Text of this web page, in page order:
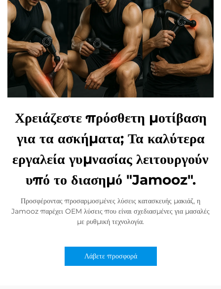
Χρειάζεστε πρόσθετη μοτίβαση
για τα ασκήματα; Τα καλύτερα
εργαλεία γυμνασίας λειτουργούν
υπό το διασημό "Jamooz".
Προσφέροντας προσαρμοσμένες λύσεις κατασκευής μακιάζ, η
Jamooz παρέχει OEM λύσεις που είναι σχεδιασμένες για μασαλές
με ρυθμική τεχνολογία.
Λάβετε προσφορά